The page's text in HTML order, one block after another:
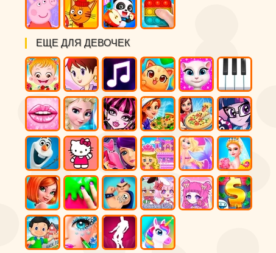
ЕЩЕ ДЛЯ ДЕВОЧЕК